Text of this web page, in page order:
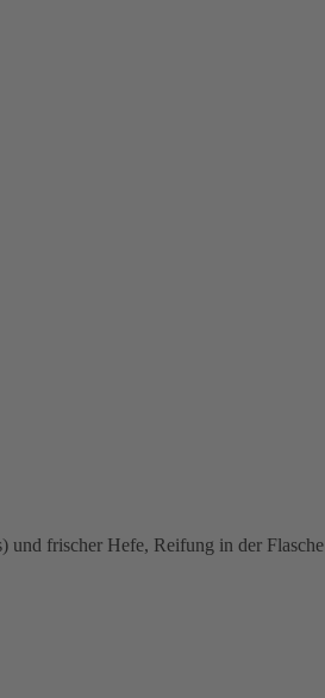
und frischer Hefe, Reifung in der Flasche